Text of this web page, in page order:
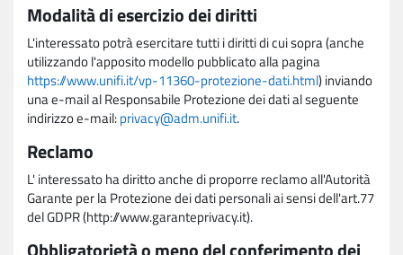
Modalità di esercizio dei diritti
L'interessato potrà esercitare tutti i diritti di cui sopra (anche
utilizzando l'apposito modello pubblicato alla pagina
https://www.unifi.it/vp-11360-protezione-dati.html) inviando
una e-mail al Responsabile Protezione dei dati al seguente
indirizzo e-mail:privacy@adm.unifi.it.
Reclamo
L' interessato ha diritto anche di proporre reclamo all'Autorità
Garante per la Protezione dei dati personali ai sensi dell'art.77
del GDPR (http://www.garanteprivacy.it).